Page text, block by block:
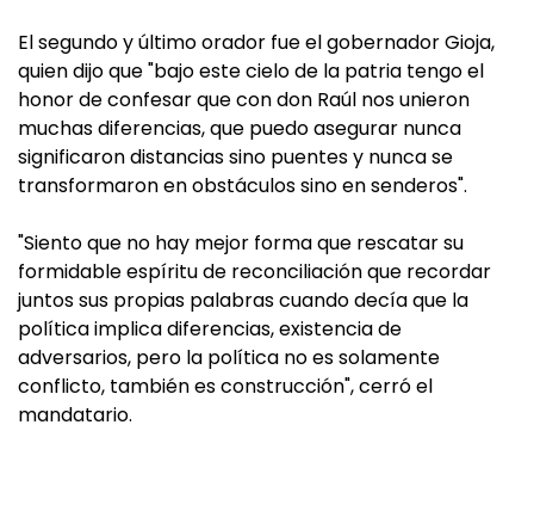
El segundo y último orador fue el gobernador Gioja,
quien dijo que "bajo este cielo de la patria tengo el
honor de confesar que con don Raúl nos unieron
muchas diferencias, que puedo asegurar nunca
significaron distancias sino puentes y nunca se
transformaron en obstáculos sino en senderos".
"Siento que no hay mejor forma que rescatar su
formidable espíritu de reconciliación que recordar
juntos sus propias palabras cuando decía que la
política implica diferencias, existencia de
adversarios, pero la política no es solamente
conflicto, también es construcción", cerró el
mandatario.